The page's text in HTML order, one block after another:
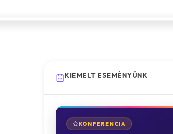
KIEMELT ESEMÉNYÜNK
KONFERENCIA